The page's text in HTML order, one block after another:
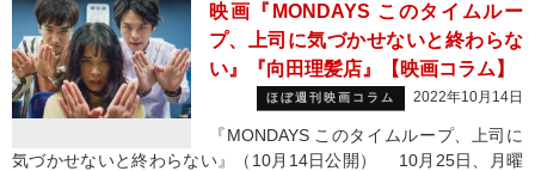
映画『MONDAYS このタイムルー
プ、上司に気づかせないと終わらな
い』『向田理髪店』【映画コラム】
ほぼ週刊映画コラム 2022年10月14日
『MONDAYS このタイムループ、上司に
気づかせないと終わらない』（10月14日公開） 10月25日、月曜